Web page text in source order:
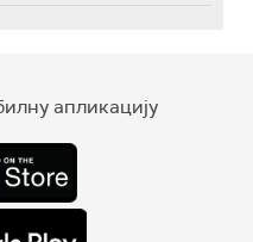
апликацију